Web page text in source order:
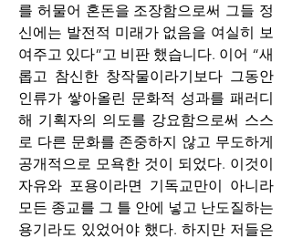
를 허물어 혼돈을 조장함으로써 그들 정
신에는 발전적 미래가 없음을 여실히 보
여주고 있다”고 비판 했습니다. 이어 “새
롭고 참신한 창작물이라기보다 그동안
인류가 쌓아올린 문화적 성과를 패러디
해 기획자의 의도를 강요함으로써 스스
로 다른 문화를 존중하지 않고 무도하게
공개적으로 모욕한 것이 되었다. 이것이
자유와 포용이라면 기독교만이 아니라
모든 종교를 그 틀 안에 넣고 난도질하는
용기라도 있었어야 했다. 하지만 저들은